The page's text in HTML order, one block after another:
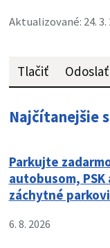
Aktualizované: 24. 3.
Tlačiť
Najčítanejšie
Parkujte
autobusom,
záchytné
6. 8. 2026